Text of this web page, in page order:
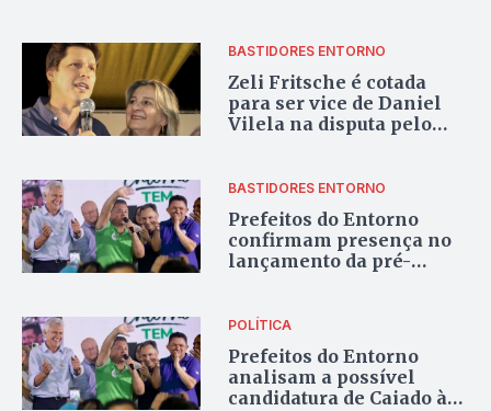
BASTIDORES ENTORNO
Zeli Fritsche é cotada
para ser vice de Daniel
Vilela na disputa pelo
BASTIDORES ENTORNO
Prefeitos do Entorno
confirmam presença no
lançamento da pré-
POLÍTICA
Prefeitos do Entorno
analisam a possível
candidatura de Caiado à